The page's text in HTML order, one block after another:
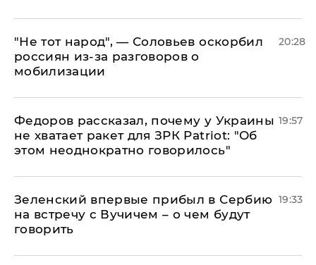
​"Не тот народ", — Соловьев оскорбил
россиян из-за разговоров о
мобилизации
20:28
Федоров рассказал, почему у Украины
не хватает ракет для ЗРК Patriot: "Об
этом неоднократно говорилось"
19:57
Зеленский впервые прибыл в Сербию
на встречу с Вучичем – о чем будут
говорить
19:33